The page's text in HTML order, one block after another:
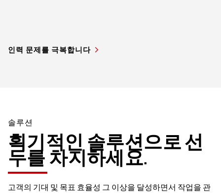
인력 문제를 극복합니다
솔루션
획기적인 솔루션으로 선
두를 차지하세요.
고객의 기대 및 목표 효율성 그 이상을 달성하면서 작업을 관